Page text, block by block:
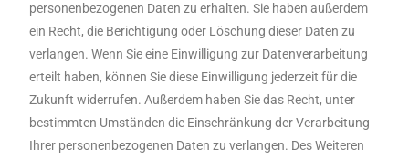
personenbezogenen Daten zu erhalten. Sie haben außerdem
ein Recht, die Berichtigung oder Löschung dieser Daten zu
verlangen. Wenn Sie eine Einwilligung zur Datenverarbeitung
erteilt haben, können Sie diese Einwilligung jederzeit für die
Zukunft widerrufen. Außerdem haben Sie das Recht, unter
bestimmten Umständen die Einschränkung der Verarbeitung
Ihrer personenbezogenen Daten zu verlangen. Des Weiteren